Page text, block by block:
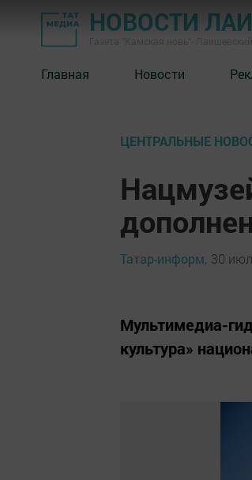
НОВОСТИ
Главная Новости
ЦЕНТРАЛЬНЫЕ
Татар-информ, 30
Мультимедиа-
культура»